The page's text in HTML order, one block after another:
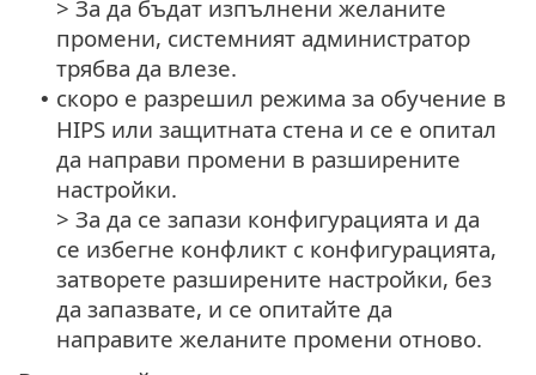
> За да бъдат изпълнени желаните
промени, системният администратор
трябва да влезе.
• скоро е разрешил режима за обучение в
HIPS или защитната стена и се е опитал
да направи промени в разширените
настройки.
> За да се запази конфигурацията и да
се избегне конфликт с конфигурацията,
затворете разширените настройки, без
да запазвате, и се опитайте да
направите желаните промени отново.